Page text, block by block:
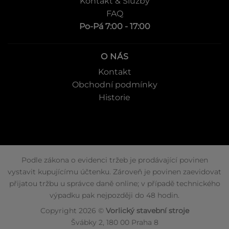
FAQ
Po-Pá 7:00 - 17:00
O NÁS
Kontakt
Obchodní podmínky
Historie
Podle zákona o evidenci tržeb je prodávající povinen
vystavit kupujícímu účtenku. Zároveň je povinen zaevidovat
přijatou tržbu u správce daně online; v případě technického
výpadku pak nejpozději do 48 hodin.
Copyright 2026 © Vorlický stavební stroje
Švábky 2, 180 00 Praha 8